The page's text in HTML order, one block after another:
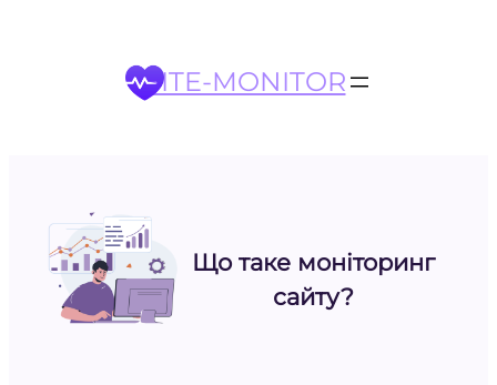
SITE-MONITOR
Що таке моніторинг
сайту?